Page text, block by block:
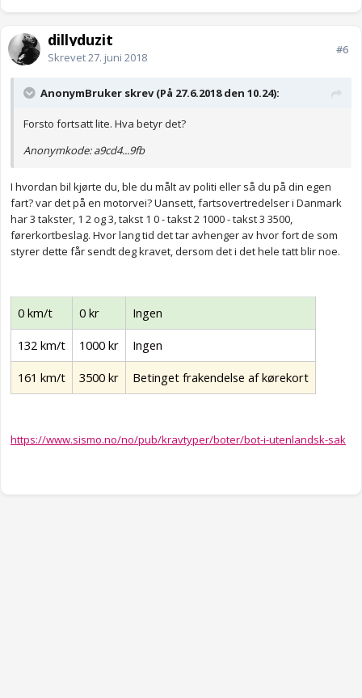
dillyduzit
Skrevet27. juni 2018
#6
AnonymBruker skrev (På 27.6.2018 den 10.24):
Forsto fortsatt lite. Hva betyr det?
Anonymkode: a9cd4...9fb
I hvordan bil kjørte du, ble du målt av politi eller så du på din egen
fart? var det på en motorvei? Uansett, fartsovertredelser i Danmark
har 3 takster, 1 2 og 3, takst 1 0 - takst 2 1000 - takst 3 3500,
førerkortbeslag. Hvor lang tid det tar avhenger av hvor fort de som
styrer dette får sendt deg kravet, dersom det i det hele tatt blir noe.
0 km/t 0 kr
Ingen
132 km/t
1000 kr
Ingen
161 km/t
3500 kr Betinget frakendelse af kørekort
https://www.sismo.no/no/pub/kravtyper/boter/bot-i-utenlandsk-sak